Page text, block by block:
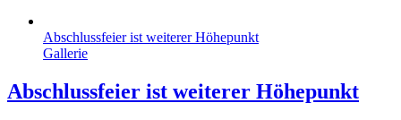
Abschlussfeier ist weiterer Höhepunkt
Gallerie
Abschlussfeier ist weiterer Höhepunkt